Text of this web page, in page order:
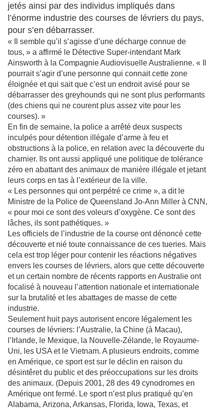
jetés ainsi par des individus impliqués dans
l’énorme industrie des courses de lévriers du pays,
pour s’en débarrasser.
« Il semble qu’il s’agisse d’une décharge connue de
tous, » a affirmé le Détective Super-intendant Mark
Ainsworth à la Compagnie Audiovisuelle Australienne. « Il
pourrait s’agir d’une personne qui connait cette zone
éloignée et qui sait que c’est un endroit avisé pour se
débarrasser des greyhounds qui ne sont plus performants
(des chiens qui ne courent plus assez vite pour les
courses). »
En fin de semaine, la police a arrêté deux suspects
inculpés pour détention illégale d’arme à feu et
obstructions à la police, en relation avec la découverte du
charnier. Ils ont aussi appliqué une politique de tolérance
zéro en abattant des animaux de manière illégale et jetant
leurs corps en tas à l’extérieur de la ville.
« Les personnes qui ont perpétré ce crime », a dit le
Ministre de la Police de Queensland Jo-Ann Miller à CNN,
« pour moi ce sont des voleurs d’oxygène. Ce sont des
lâches, ils sont pathétiques. »
Les officiels de l’industrie de la course ont dénoncé cette
découverte et nié toute connaissance de ces tueries. Mais
cela est trop léger pour contenir les réactions négatives
envers les courses de lévriers, alors que cette découverte
et un certain nombre de récents rapports en Australie ont
focalisé à nouveau l’attention nationale et internationale
sur la brutalité et les abattages de masse de cette
industrie.
Seulement huit pays autorisent encore légalement les
courses de lévriers: l’Australie, la Chine (à Macau),
l’Irlande, le Mexique, la Nouvelle-Zélande, le Royaume-
Uni, les USA et le Vietnam. A plusieurs endroits, comme
en Amérique, ce sport est sur le déclin en raison du
désintêret du public et des préoccupations sur les droits
des animaux. (Depuis 2001, 28 des 49 cynodromes en
Amérique ont fermé. Le sport n’est plus pratiqué qu’en
Alabama, Arizona, Arkansas, Florida, Iowa, Texas, et